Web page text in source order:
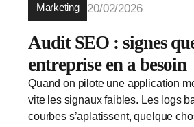
Marketing 20/02/2026
Audit SEO : signes
entreprise en a besoin
Quand on pilote une application
vite les signaux faibles. Les logs
courbes s’aplatissent, quelque